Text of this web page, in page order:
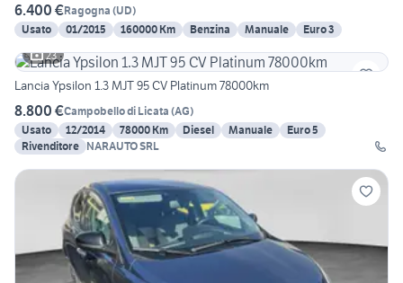
6.400 €Ragogna (UD)
Usato
01/2015 160000 Km Benzina Manuale
Euro 3
23
Lancia Ypsilon 1.3 MJT 95 CV Platinum 78000km
8.800 €Campobello di Licata (AG)
Usato
12/2014 78000 Km Diesel Manuale
Euro 5
Rivenditore NARAUTO SRL